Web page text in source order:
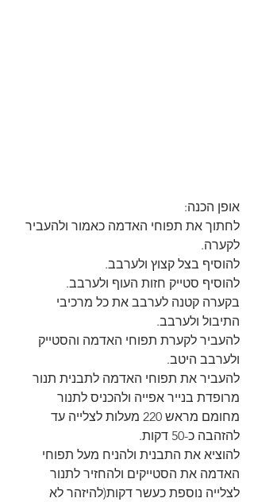
אופן הכנה:
לחתוך את תפוחי האדמה כאמור ולהעביר
לקערה.
להוסיף בצל קצוץ ולערבב.
להוסיף סטייק חזות העוף ולערבב.
בקערה קטנה לערבב את כל מרכיבי
התיבול ולערבב.
להעביר לקערת תפוחי האדמה והסטייק
ולערבב היטב.
להעביר את תפוחי האדמה לתבנית תנור
מרופדת בנייר אפייה ולהכניס לתנור
מחומם מראש 220 מעלות לצלייה עד
להזהבה כ-50 דקות.
להוציא את התבנית ולהניח מעל תפוחי
האדמה את הסטייקים ולהחזיר לתנור
לצלייה נוספת כעשר דקות(להיזהר לא